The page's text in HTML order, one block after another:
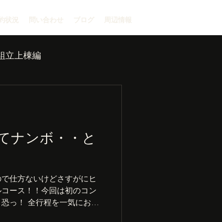
状況 問い合わせ ブログ 周辺情報
立上棟編
ナンボ・・と
仕方ないけどさすがにヒ
ース！！今回は初のコン
っ！ 全行程を一気にお披